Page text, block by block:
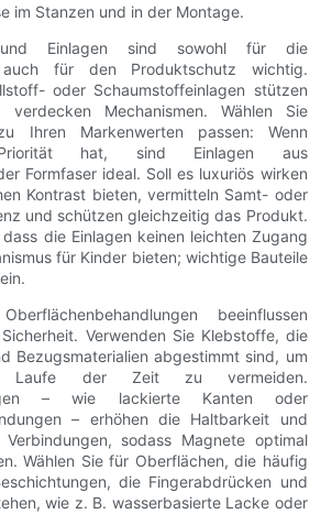
im Stanzen und in der Montage.
und Einlagen sind sowohl für die
auch für den Produktschutz wichtig.
oder Schaumstoffeinlagen stützen
Mechanismen. Wählen Sie
Ihren Markenwerten passen: Wenn
Priorität hat, sind Einlagen aus
Formfaser ideal. Soll es luxuriös wirken
Kontrast bieten, vermitteln Samt- oder
und schützen gleichzeitig das Produkt.
die Einlagen keinen leichten Zugang
für Kinder bieten; wichtige Bauteile
beeinflussen
Verwenden Sie Klebstoffe, die
Bezugsmaterialien abgestimmt sind, um
Laufe der Zeit zu vermeiden.
– wie lackierte Kanten oder
– erhöhen die Haltbarkeit und
sodass Magnete optimal
Wählen Sie für Oberflächen, die häufig
die Fingerabdrücken und
wie z. B. wasserbasierte Lacke oder